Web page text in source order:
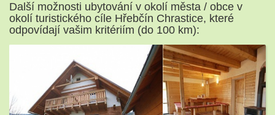
Další možnosti ubytování v okolí města / obce v
okolí turistického cíle Hřebčín Chrastice, které
odpovídají vašim kritériím (do 100 km):